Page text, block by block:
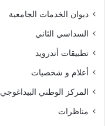
ديوان الخدمات الجامعية
السداسي الثاني
تطبيقات أندرويد
أعلام و شخصيات
المركز الوطني البيداغوجي
مناظرات